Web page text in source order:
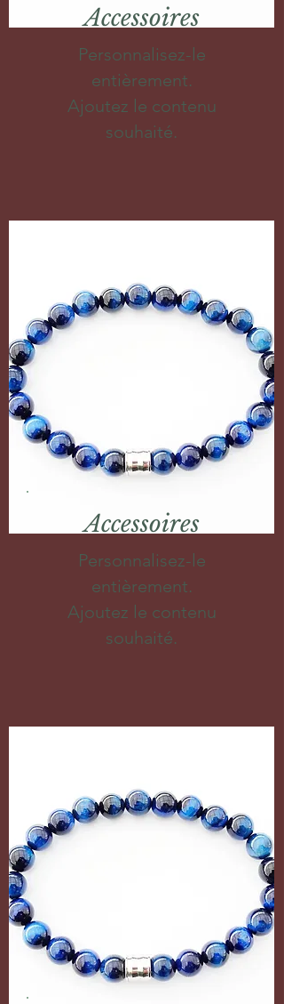
Accessoires
Personnalisez-le
entièrement.
Ajoutez le contenu
souhaité.
Accessoires
Personnalisez-le
entièrement.
Ajoutez le contenu
souhaité.